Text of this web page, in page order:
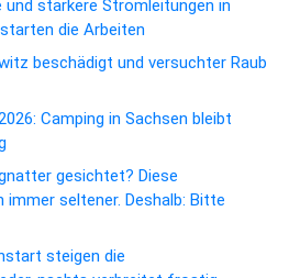
und stärkere Stromleitungen in
die Arbeiten
beschädigt und versuchter Raub
Camping in Sachsen bleibt
gesichtet? Diese
immer seltener. Deshalb: Bitte
steigen die